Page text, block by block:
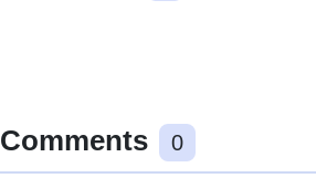
Comments 0